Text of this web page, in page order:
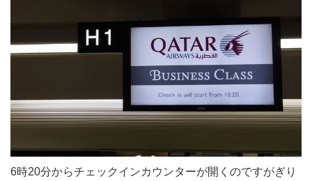
6時20分からチェックインカウンターが開くのですがぎり